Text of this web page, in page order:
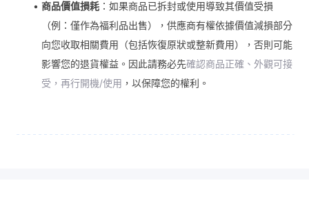
商品價值損耗：如果商品已拆封或使用導致其價值受損
（例：僅作為福利品出售），供應商有權依據價值減損部分
向您收取相關費用（包括恢復原狀或整新費用），否則可能
影響您的退貨權益。因此請務必先確認商品正確、外觀可接
受，再行開機/使用 ，以保障您的權利。